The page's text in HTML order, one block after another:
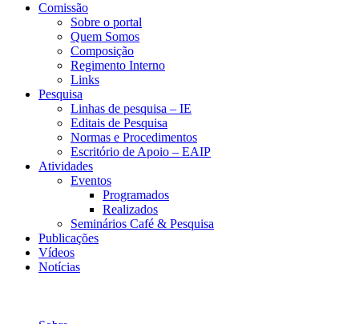
Comissão
Sobre o portal
Quem Somos
Composição
Regimento Interno
Links
Pesquisa
Linhas de pesquisa – IE
Editais de Pesquisa
Normas e Procedimentos
Escritório de Apoio – EAIP
Atividades
Eventos
Programados
Realizados
Seminários Café & Pesquisa
Publicações
Vídeos
Notícias